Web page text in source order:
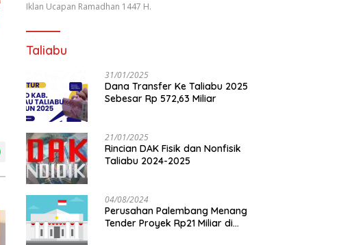
Iklan Ucapan Ramadhan 1447 H.
Taliabu
31/01/2025
Dana Transfer Ke Taliabu 2025
Sebesar Rp 572,63 Miliar
21/01/2025
Rincian DAK Fisik dan Nonfisik
Taliabu 2024-2025
04/08/2024
Perusahan Palembang Menang
Tender Proyek Rp21 Miliar di